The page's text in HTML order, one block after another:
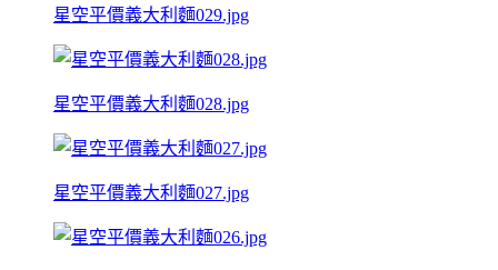
星空平價義大利麵029.jpg
星空平價義大利麵028.jpg
星空平價義大利麵027.jpg